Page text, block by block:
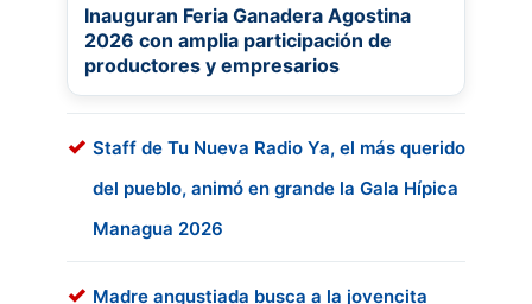
Inauguran Feria Ganadera Agostina
2026 con amplia participación de
productores y empresarios
Staff de Tu Nueva Radio Ya, el más querido
del pueblo, animó en grande la Gala Hípica
Managua 2026
Madre angustiada busca a la jovencita